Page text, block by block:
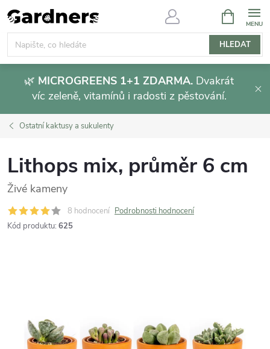
Přejít
na
obsah
HLEDAT
NÁKUPNÍ
KOŠÍK
🌿 MICROGREENS 1+1 ZDARMA. Dvakrát
víc zeleně, vitamínů i radosti z pěstování.
Ostatní kaktusy a sukulenty
Lithops mix, průměr 6 cm
Živé kameny
8 hodnocení Podrobnosti hodnocení
Kód produktu: 625